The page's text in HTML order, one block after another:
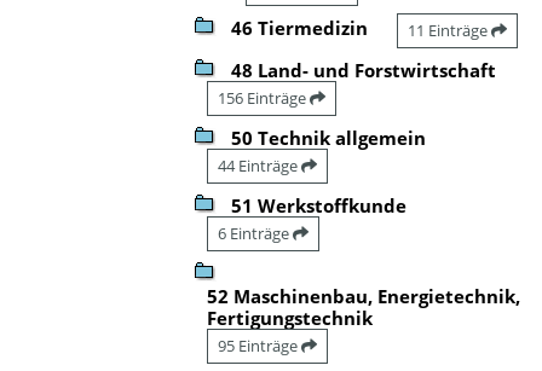
46 Tiermedizin 11 Einträge
48 Land- und Forstwirtschaft
156 Einträge
50 Technik allgemein
44 Einträge
51 Werkstoffkunde
6 Einträge
52 Maschinenbau, Energietechnik,
Fertigungstechnik
95 Einträge